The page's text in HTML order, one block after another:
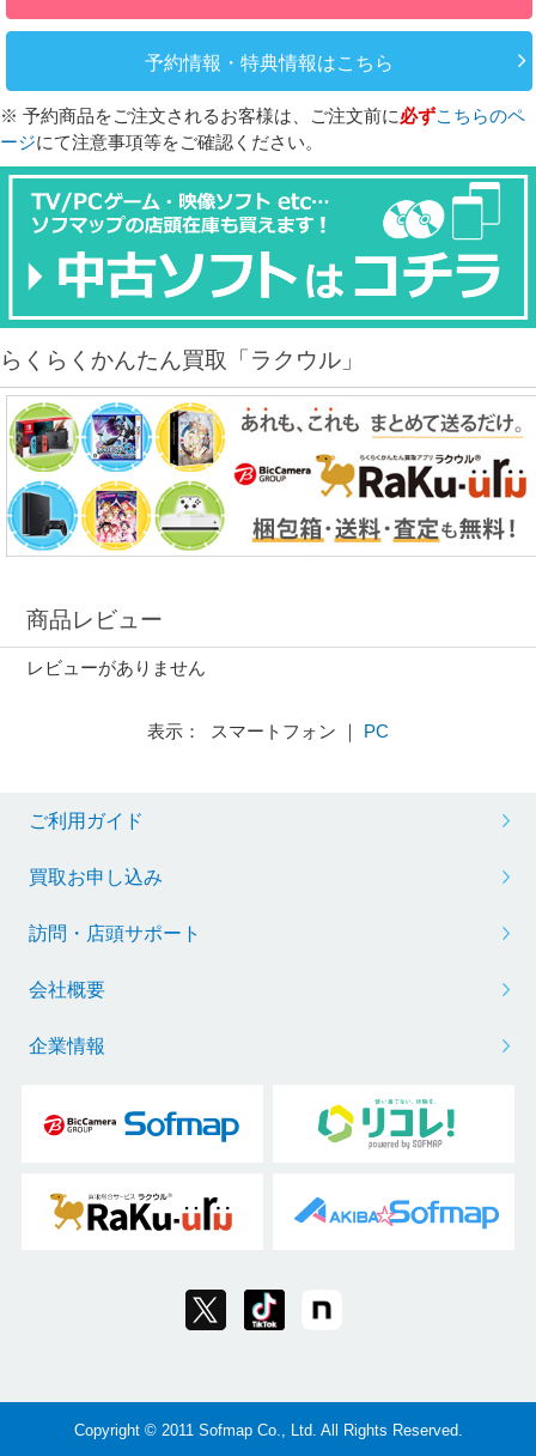
予約情報・特典情報はこちら
※ 予約商品をご注文されるお客様は、ご注文前に必ずこちらのペ
ージにて注意事項等をご確認ください。
らくらくかんたん買取「ラクウル」
商品レビュー
レビューがありません
表示： スマートフォン ｜ PC
ご利用ガイド
買取お申し込み
訪問・店頭サポート
会社概要
企業情報
Copyright © 2011 Sofmap Co., Ltd. All Rights Reserved.